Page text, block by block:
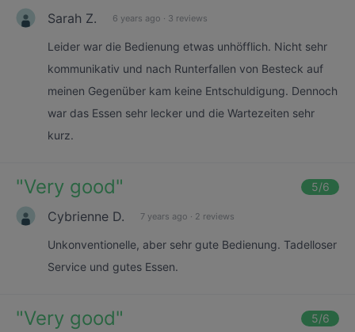
Sarah Z. 6 years ago · 3 reviews
Leider war die Bedienung etwas unhöfflich. Nicht sehr
kommunikativ und nach Runterfallen von Besteck auf
meinen Gegenüber kam keine Entschuldigung. Dennoch
war das Essen sehr lecker und die Wartezeiten sehr
kurz.
"Very good" 5/6
Cybrienne D. 7 years ago · 2 reviews
Unkonventionelle, aber sehr gute Bedienung. Tadelloser
Service und gutes Essen.
"Very good" 5/6